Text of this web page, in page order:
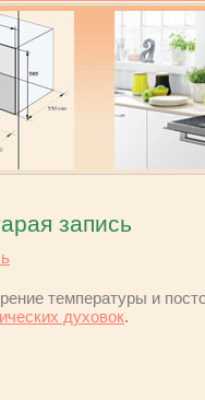
запись
температуры и
духовок.